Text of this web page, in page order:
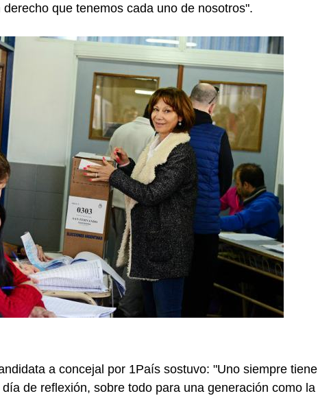
que tenemos cada uno de nosotros".
a concejal por 1País sostuvo: "Uno siempre tiene
de reflexión, sobre todo para una generación como la